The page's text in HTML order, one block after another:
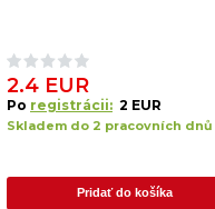
2.4 EUR
Po registrácii: 2 EUR
Skladem do 2 pracovních dnů
Pridať do košíka